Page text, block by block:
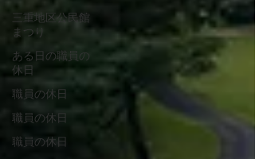
三重地区公民館
まつり
ある日の職員の
休日
職員の休日
職員の休日
職員の休日